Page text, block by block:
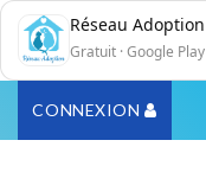
Réseau Adoption
Gratuit · Google Play
CONNEXION